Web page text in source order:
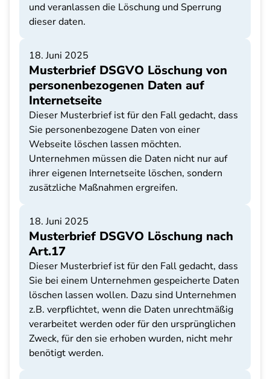
und veranlassen die Löschung und Sperrung
dieser daten.
18. Juni 2025
Musterbrief DSGVO Löschung von
personenbezogenen Daten auf
Internetseite
Dieser Musterbrief ist für den Fall gedacht, dass
Sie personenbezogene Daten von einer
Webseite löschen lassen möchten.
Unternehmen müssen die Daten nicht nur auf
ihrer eigenen Internetseite löschen, sondern
zusätzliche Maßnahmen ergreifen.
18. Juni 2025
Musterbrief DSGVO Löschung nach
Art.17
Dieser Musterbrief ist für den Fall gedacht, dass
Sie bei einem Unternehmen gespeicherte Daten
löschen lassen wollen. Dazu sind Unternehmen
z.B. verpflichtet, wenn die Daten unrechtmäßig
verarbeitet werden oder für den ursprünglichen
Zweck, für den sie erhoben wurden, nicht mehr
benötigt werden.